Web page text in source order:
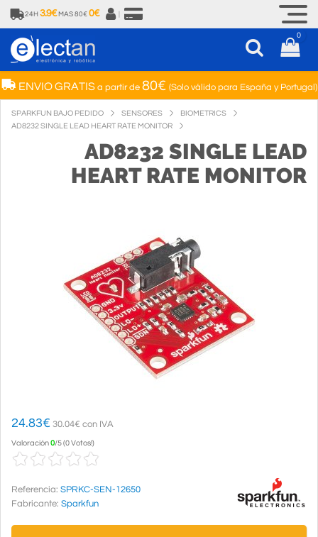
24H 3.9€ MAS 80€ 0€
0
ENVIO GRATISa partir de 80€ (Solo válido para España y Portugal)
SPARKFUN BAJO PEDIDO SENSORES
BIOMETRICS
AD8232 SINGLE LEAD HEART RATE MONITOR
AD8232 SINGLE LEAD
HEART RATE MONITOR
24.83€ 30.04€ con IVA
Valoración0/5(0 Votos!)
Referencia: SPRKC-SEN-12650
Fabricante: Sparkfun